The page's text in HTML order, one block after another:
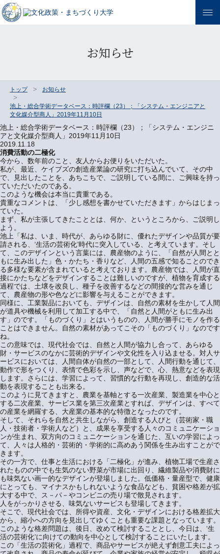
お知らせ
トップ お知らせ
池上・総合学術データベース：時評欄（23）；「システム・エンジニアと
文化媒介型商人」2019年11月10日
池上・総合学術データベース：時評欄（23）；「システム・エンジニ
アと文化媒介型商人」2019年11月10日
2019.11.18
消費活動の二極化
今から、数年前のこと、友人からお便りをいただいた。
私が、最近、ケイブズの創造産業論の研究に打ち込んでいて、その中
で、見出したことを、あちこちで、ご説明している間に、ご興味を持っ
ていただいたのである。
このような機会は本当に貴重である。
貴重なコメントは、「少し感想を書かせていただきます」からはじまっ
ていた。
まず、私が主張してきたこととは、何か、というところから、ご説明し
よう。
池上「私は、いま、時代が、あらゆる財に、優れたデザインや品質が要
請される、‘生活の芸術化’時代に突入している、と考えています。そし
て、このデザインという言葉には、農産物のように、「自然が人間とと
もに生み出した」色・かたち・香りなど、人間の五感で知ることのでき
る多様な要素が含まれていると考えております。農産物では、人間が直
接にかたちなどをデザインすることは難しいのですが、植物を育成する
過程では、土壌を改良し、種子を改善するなどの間接的な営みを通じ
て、農産物の形や色などに影響を与えることができます。
同様に、工業製品においても、デザインは、自然の素材を生かして人間
が道具や機械を利用して加工する中で、「自然と人間がともに生み出
す」のです。「ものづくり」とはいうものの、人間が勝手にモノを作る
ことはできません。自然の素材があってこその「ものづくり」なのです
ね。
この意味では、現代社会では、自然と人間が協力し合って、あらゆる
財・サービスのなかに芸術的デザインや文化性を入り込ませる。対人サ
ービスにおいては、人間自体が自然の一部として、人間行動を通じて、
動作で形をつくり、表情で色彩を示し、声などで、心、熱意などを表現
します。さらには、学習によって、習慣的な行動を再現し、創造的な活
動を表現することも出来る。
このように見てきますと、農業を基軸とする一次産業、製造業を中心と
する二次産業、サービス業を第三次産業とすれば、デザインは、すべて
の産業を網羅する、大産業の基本的な特徴となったのです。
そして、それらを自然と共生しながら、創造する人びと（芸術家・職
人・技術者・学術人など）と、成果を享受する人々のコミュニケーショ
ンが生まれ、双方向のコミュニケーションを通じた、互いの学習によっ
て、人々は人格的・芸術的・学術的に高めあう関係を生み出すことがで
きます。
その一方で、仕事と生活における「二極化」が進み、植物工場で生産さ
れたものの中でも生気のない野菜が市場に出回り、繊維製品や消費財に
も味気ない画一的なデザインが登場しました。低価格・量産型で、健康
にとっても、マイナスかもしれないような食品なども、貧困や格差が拡
大する中で、ス－パ－やコンビニの売り場で散見されます。
人をがっかりさせる、味気ないサービスも登場してきます。
そこで、現代社会では、所得や資産、文化・デザインにおける格差拡大
から、縮小への方向を見出してゆくことも重要な課題となっています。
このような格差問題は、後日、改めて検討することとし、今日は、‘生
活の芸術化’に向けての動向を中心として検討することにいたします。
この「生活の芸術化」過程で、商品やサービスが絶えず創意工夫によっ